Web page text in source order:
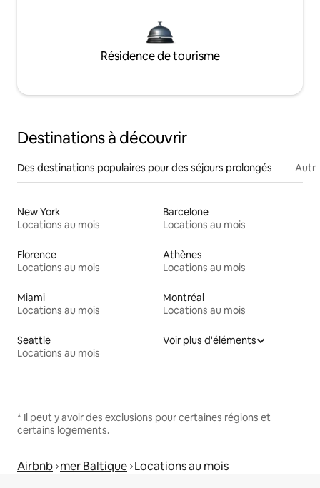
Résidence de tourisme
Destinations à découvrir
Des destinations populaires pour des séjours prolongés
New York
Locations au mois
Barcelone
Locations au mois
Florence
Locations au mois
Athènes
Locations au mois
Miami
Locations au mois
Montréal
Locations au mois
Seattle
Locations au mois
Voir plus d'éléments
* Il peut y avoir des exclusions pour certaines régions et
certains logements.
Airbnb mer Baltique Locations au mois